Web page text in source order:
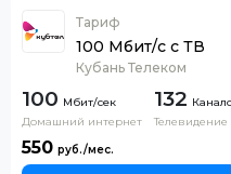
Тариф
100 Мбит/с с ТВ
Кубань Телеком
100
Домашний интернет
132
Телевидение
550